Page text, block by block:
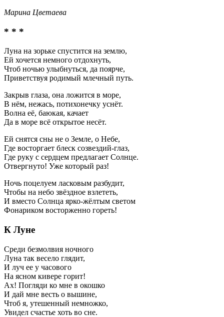
Марина Цветаева
* * *
Луна на зорьке спустится на землю,
Ей хочется немного отдохнуть,
Чтоб ночью улыбнуться, да поярче,
Приветствуя родимый млечный путь.
Закрыв глаза, она ложится в море,
В нём, нежась, потихонечку уснёт.
Волна её, баюкая, качает
Да в море всё открытое несёт.
Ей снятся сны не о Земле, о Небе,
Где восторгает блеск созвездий-глаз,
Где руку с сердцем предлагает Солнце.
Отвергнуто! Уже который раз!
Ночь поцелуем ласковым разбудит,
Чтобы на небо звёздное взлететь,
И вместо Солнца ярко-жёлтым светом
Фонариком восторженно гореть!
К Луне
Среди безмолвия ночного
Луна так весело глядит,
И луч ее у часового
На ясном кивере горит!
Ах! Погляди ко мне в окошко
И дай мне весть о вышине,
Чтоб я, утешенный немножко,
Увидел счастье хоть во сне.